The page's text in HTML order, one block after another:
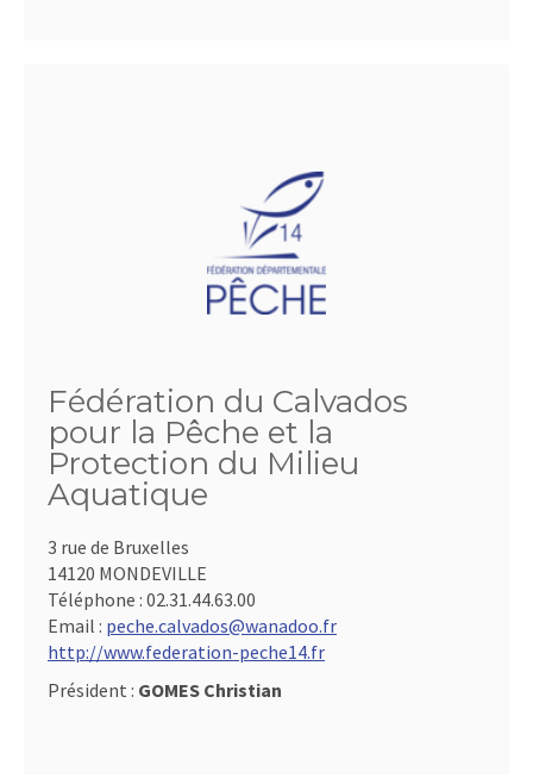
Fédération du Calvados
pour la Pêche et la
Protection du Milieu
Aquatique
3 rue de Bruxelles
14120 MONDEVILLE
Téléphone : 02.31.44.63.00
Email : peche.calvados@wanadoo.fr
http://www.federation-peche14.fr
Président : GOMES Christian